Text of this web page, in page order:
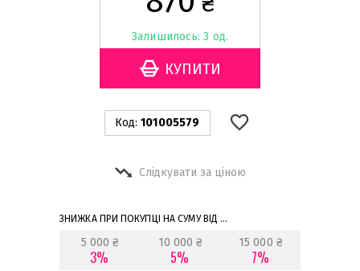
Залишилось: 3 од.
Код: 101005579
Слідкувати за ціною
ЗНИЖКА ПРИ ПОКУПЦІ НА СУМУ ВІД ...
5 000 ₴
3%
10 000 ₴
5%
15 000 ₴
7%